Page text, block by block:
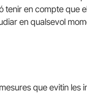
tenir en compte que
en qualsevol
que evitin les